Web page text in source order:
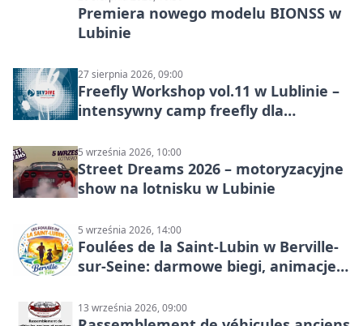
Premiera nowego modelu BIONSS w
Lubinie
27 sierpnia 2026, 09:00
Freefly Workshop vol.11 w Lublinie –
intensywny camp freefly dla
5 września 2026, 10:00
Street Dreams 2026 – motoryzacyjne
show na lotnisku w Lubinie
5 września 2026, 14:00
Foulées de la Saint-Lubin w Berville-
sur-Seine: darmowe biegi, animacje i
13 września 2026, 09:00